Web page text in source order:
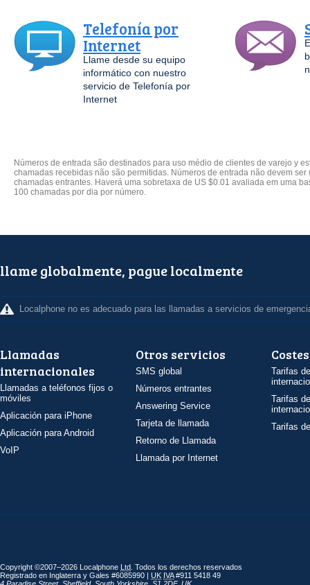
Telefonía por
Internet
Llame desde su equipo
informático con nuestro
servicio de Telefonía por
Internet
Números de entrada são destinados para uso médio de clientes de varejo y
chamadas recebidas não são permitidas. Números de entrada não devem
chamadas entrantes. Haverá uma sobretaxa de US $0.01 avaliada em uma
100 chamadas por dia por número.
llame globalmente, pague localmente
Localphone no es adecuado para las llamadas a servicios de
Llamadas
internacionales
Llamadas a teléfonos fijos o
móviles
Aplicación para iPhone
Aplicación para Android
VoIP
Otros servicios
SMS global
Números entrantes
Answering Service
Tarjeta de llamada
Retorno de Llamada
Llamada por Internet
Costes
Tarifas
Tarifas
Tarifas
Copyright ©2007–2026 Localphone Ltd . Todos los derechos reservados
Registrado en Inglaterra y Gales #6085990 | UK IVA#911 5418 49
4 Paradise Street, Sheffield, South Yorkshire S1 2DF, UK